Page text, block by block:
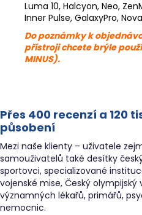
Luma 10, Halcyon, Neo,
Inner Pulse, GalaxyPro,
Do poznámky k
přístroji chcete brýle
MINUS).
Přes 400 recenzí a 120
působení
Mezi naše klienty – uživatele
samouživatelů také desítky
sportovci, specializované
vojenské mise, Český
významných lékařů, primářů,
nemocnic.